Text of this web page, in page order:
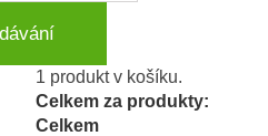
1 produkt v košíku.
Celkem za produkty:
Celkem